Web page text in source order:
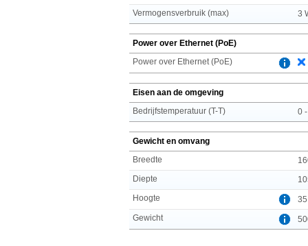
Vermogensverbruik (max)
3
Power over Ethernet (PoE)
Power over Ethernet (PoE)
Eisen aan de omgeving
Bedrijfstemperatuur (T-T)
0
Gewicht en omvang
Breedte
Diepte
Hoogte
Gewicht